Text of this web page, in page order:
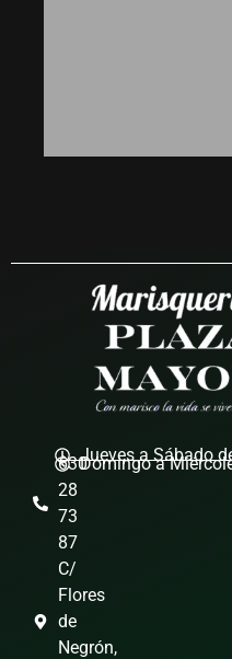
630
28
73
87
C/
Flores
de
Negrón,
Domingo a
Jueves a Sábado